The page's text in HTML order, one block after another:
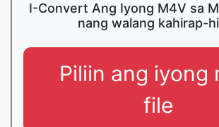
I-Convert Ang Iyong M4V sa
nang walang kahirap-
Piliin ang iyong
file